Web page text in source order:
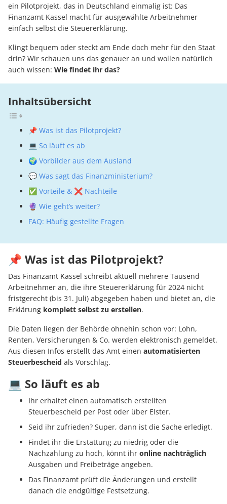
ein Pilotprojekt, das in Deutschland einmalig ist: Das
Finanzamt Kassel macht für ausgewählte Arbeitnehmer
einfach selbst die Steuererklärung.
Klingt bequem oder steckt am Ende doch mehr für den Staat
drin? Wir schauen uns das genauer an und wollen natürlich
auch wissen: Wie findet ihr das?
Inhaltsübersicht
📌 Was ist das Pilotprojekt?
💻 So läuft es ab
🌍 Vorbilder aus dem Ausland
💬 Was sagt das Finanzministerium?
✅ Vorteile & ❌ Nachteile
🔮 Wie geht’s weiter?
FAQ: Häufig gestellte Fragen
📌 Was ist das Pilotprojekt?
Das Finanzamt Kassel schreibt aktuell mehrere Tausend
Arbeitnehmer an, die ihre Steuererklärung für 2024 nicht
fristgerecht (bis 31. Juli) abgegeben haben und bietet an, die
Erklärung komplett selbst zu erstellen.
Die Daten liegen der Behörde ohnehin schon vor: Lohn,
Renten, Versicherungen & Co. werden elektronisch gemeldet.
Aus diesen Infos erstellt das Amt einen automatisierten
Steuerbescheid als Vorschlag.
💻 So läuft es ab
Ihr erhaltet einen automatisch erstellten
Steuerbescheid per Post oder über Elster.
Seid ihr zufrieden? Super, dann ist die Sache erledigt.
Findet ihr die Erstattung zu niedrig oder die
Nachzahlung zu hoch, könnt ihr online nachträglich
Ausgaben und Freibeträge angeben.
Das Finanzamt prüft die Änderungen und erstellt
danach die endgültige Festsetzung.